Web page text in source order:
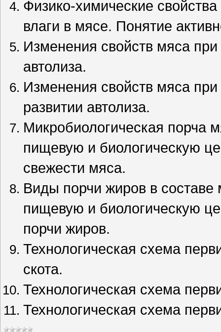
Физико-химические
влаги в мясе. Понятие
Изменения свойств мяса
автолиза.
Изменения свойств мяса
развитии автолиза.
Микробиологическая порча
пищевую и биологическую
свежести мяса.
Виды порчи жиров в составе
пищевую и биологическую
порчи жиров.
Технологическая схема
скота.
Технологическая схема
Технологическая схема